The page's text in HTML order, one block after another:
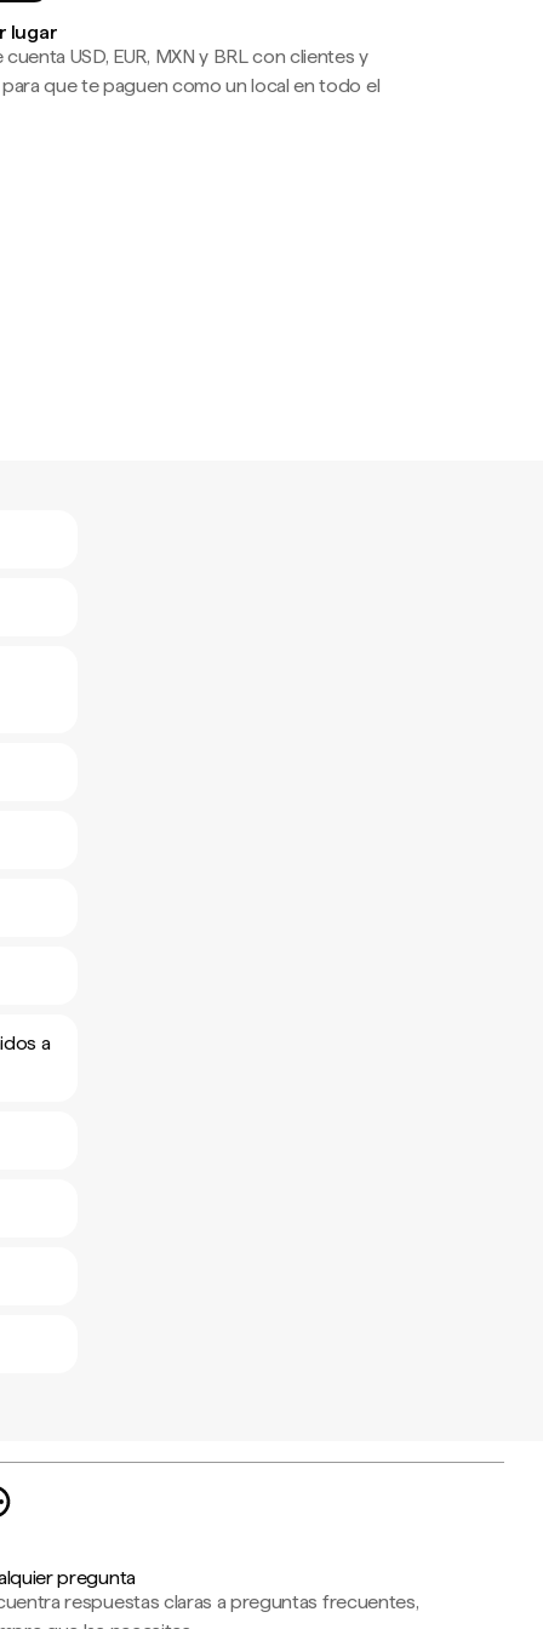
lugar
USD, EUR, MXN y BRL con clientes y
que te paguen como un local en todo el
a
pregunta
respuestas claras a preguntas frecuentes,